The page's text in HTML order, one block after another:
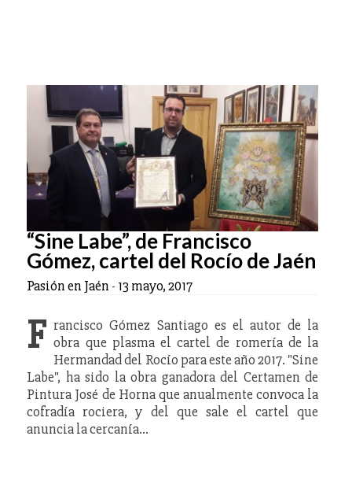
“Sine Labe”, de Francisco
Gómez, cartel del Rocío de Jaén
Pasión en Jaén - 13 mayo, 2017
F rancisco Gómez Santiago es el autor de la
obra que plasma el cartel de romería de la
Hermandad del Rocío para este año 2017. "Sine
Labe", ha sido la obra ganadora del Certamen de
Pintura José de Horna que anualmente convoca la
cofradía rociera, y del que sale el cartel que
anuncia la cercanía…